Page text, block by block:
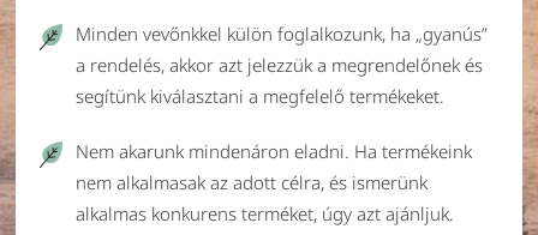
Minden vevőnkkel külön foglalkozunk, ha „gyanús”
a rendelés, akkor azt jelezzük a megrendelőnek és
segítünk kiválasztani a megfelelő termékeket.
Nem akarunk mindenáron eladni. Ha termékeink
nem alkalmasak az adott célra, és ismerünk
alkalmas konkurens terméket, úgy azt ajánljuk.